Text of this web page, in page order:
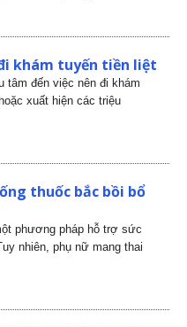
khám tuyến tiền liệt
tâm đến việc nên đi khám
xuất hiện các triệu
thuốc bắc bồi bổ
phương pháp hỗ trợ sức
nhiên, phụ nữ mang thai